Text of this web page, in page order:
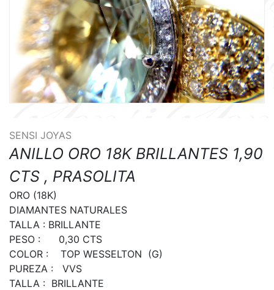
SENSI JOYAS
ANILLO ORO 18K BRILLANTES 1,90
CTS , PRASOLITA
ORO (18K)
DIAMANTES NATURALES
TALLA : BRILLANTE
PESO :      0,30 CTS
COLOR :    TOP WESSELTON  (G)
PUREZA :   VVS
TALLA :  BRILLANTE